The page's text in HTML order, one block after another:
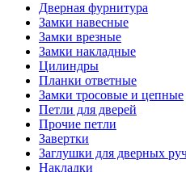
Дверная фурнитура
Замки навесные
Замки врезные
Замки накладные
Цилиндры
Планки ответные
Замки тросовые и цепные
Петли для дверей
Прочие петли
Завертки
Заглушки для дверных
Накладки